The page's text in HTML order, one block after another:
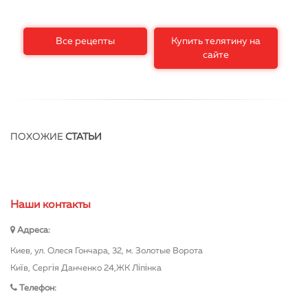
Все рецепты
Купить телятину на
сайте
ПОХОЖИЕ СТАТЬИ
Наши контакты
Адреса:
Киев, ул. Олеся Гончара, 32, м. Золотые Ворота
Київ, Сергія Данченко 24,ЖК Ліпінка
Телефон: